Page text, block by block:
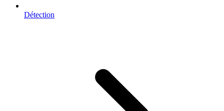
Détection